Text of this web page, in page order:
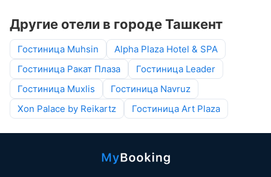
Другие отели в городе Ташкент
Гостиница Muhsin
Alpha Plaza Hotel & SPA
Гостиница Ракат Плаза
Гостиница Leader
Гостиница Muxlis
Гостиница Navruz
Xon Palace by Reikartz
Гостиница Art Plaza